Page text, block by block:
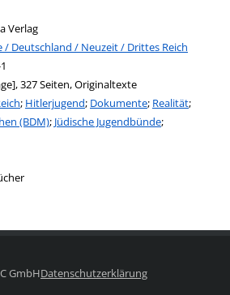
Verlag
öffnen
dieser Systematik
/ Deutschland / Neuzeit / Drittes Reich
327 Seiten, Originaltexte
; Hitlerjugend; Dokumente; Realität;
(BDM); Jüdische Jugendbünde;
Person
GmbHDatenschutzerklärung